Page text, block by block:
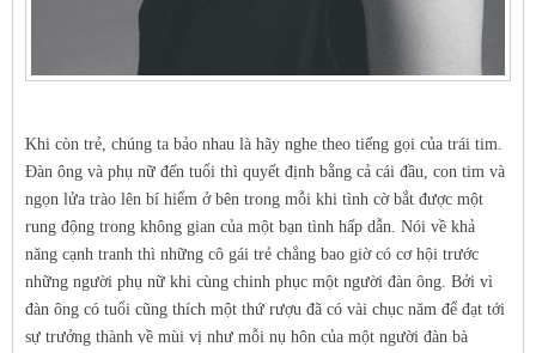
Khi còn trẻ, chúng ta bảo nhau là hãy nghe theo tiếng gọi của trái tim.
Đàn ông và phụ nữ đến tuổi thì quyết định bằng cả cái đầu, con tim và
ngọn lửa trào lên bí hiểm ở bên trong mỗi khi tình cờ bắt được một
rung động trong không gian của một bạn tình hấp dẫn. Nói về khả
năng cạnh tranh thì những cô gái trẻ chẳng bao giờ có cơ hội trước
những người phụ nữ khi cùng chinh phục một người đàn ông. Bởi vì
đàn ông có tuổi cũng thích một thứ rượu đã có vài chục năm để đạt tới
sự trưởng thành về mùi vị như mỗi nụ hôn của một người đàn bà